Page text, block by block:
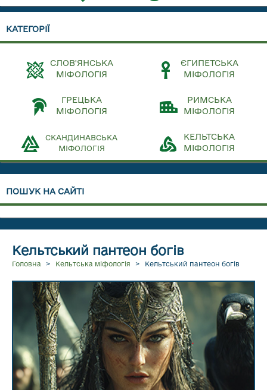
КАТЕГОРІЇ
СЛОВ'ЯНСЬКА
МІФОЛОГІЯ
ЄГИПЕТСЬКА
МІФОЛОГІЯ
ГРЕЦЬКА
МІФОЛОГІЯ
РИМСЬКА
МІФОЛОГІЯ
СКАНДИНАВСЬКА
МІФОЛОГІЯ
КЕЛЬТСЬКА
МІФОЛОГІЯ
ПОШУК НА САЙТІ
Кельтський пантеон богів
Головна > Кельтська міфологія > Кельтський пантеон богів